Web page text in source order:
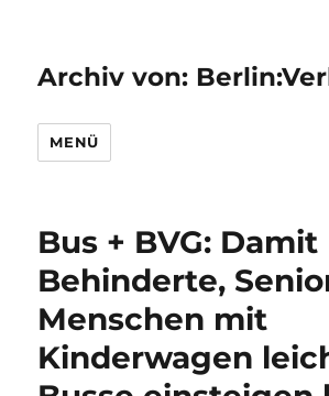
Archiv von:
MENÜ
Bus + BVG: Damit
Behinderte,
Menschen mit
Kinderwagen